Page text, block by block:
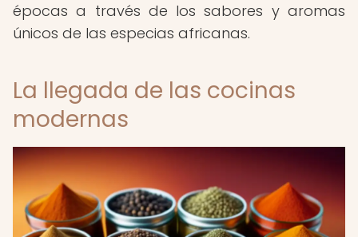
épocas a través de los sabores y aromas
únicos de las especias africanas.
La llegada de las cocinas
modernas